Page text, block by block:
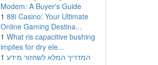
Modem: A Buyer's Guide
1 88i Casino: Your Ultimate
Online Gaming Destina...
1 What ris capacitive bushing
implies for dry ele...
1 המדריך המלא לשחזור מידע